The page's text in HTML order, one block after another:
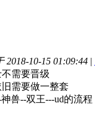
2018-10-15 01:09:44 |
需要晋级
需要做一整套
兽--双王---ud的流程